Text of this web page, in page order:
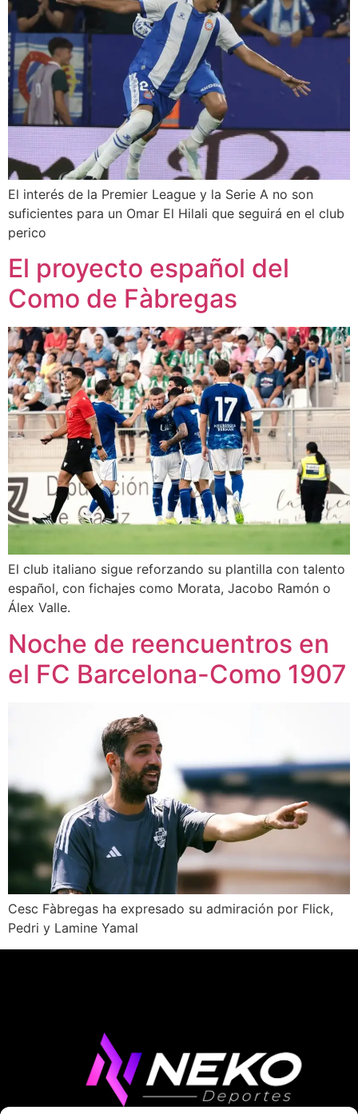
El interés de la Premier League y la Serie A no son
suficientes para un Omar El Hilali que seguirá en el club
perico
El proyecto español del
Como de Fàbregas
El club italiano sigue reforzando su plantilla con talento
español, con fichajes como Morata, Jacobo Ramón o
Álex Valle.
Noche de reencuentros en
el FC Barcelona-Como 1907
Cesc Fàbregas ha expresado su admiración por Flick,
Pedri y Lamine Yamal